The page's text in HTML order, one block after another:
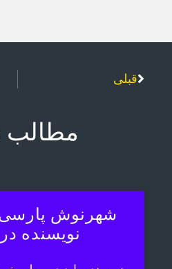
قبلی
مطالب
شهرنوش
نویسنده